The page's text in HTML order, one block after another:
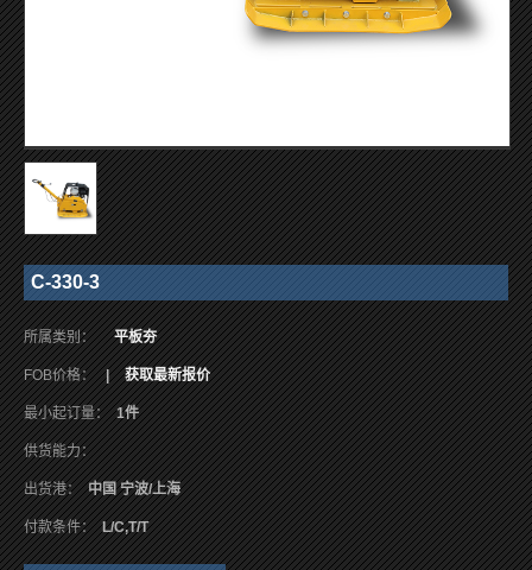
C-330-3
所属类别： 平板夯
FOB价格： | 获取最新报价
最小起订量： 1件
供货能力：
出货港： 中国 宁波/上海
付款条件： L/C,T/T